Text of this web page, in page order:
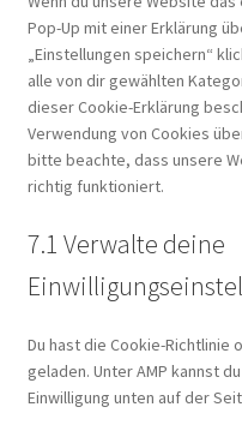
Pop-Up mit einer Erklärung
„Einstellungen speichern“
alle von dir gewählten
dieser Cookie-Erklärung
Verwendung von Cookies
bitte beachte, dass unsere
richtig funktioniert.
7.1 Verwalte deine
Du hast die Cookie-Richtlinie
geladen. Unter AMP kannst
Einwilligung unten auf der